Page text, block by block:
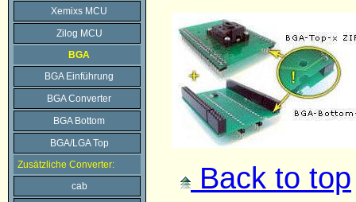
Xemixs MCU
Zilog MCU
BGA
BGA Einführung
BGA Converter
BGA Bottom
BGA/LGA Top
Zusätzliche Converter:
cab
Back to top